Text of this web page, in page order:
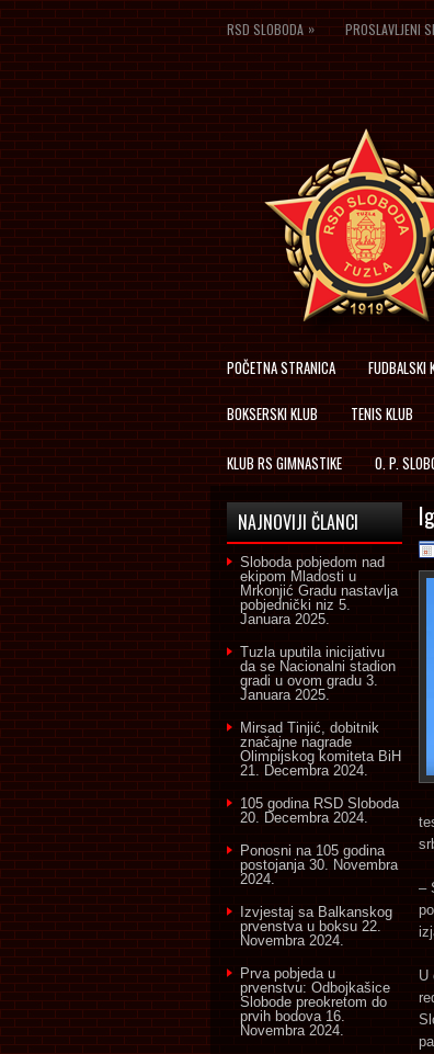
RSD SLOBODA » PROSLAVLJENI
POČETNA STRANICA FUDBALSKI
BOKSERSKI KLUB TENIS KLUB
KLUB RS GIMNASTIKE O. P.
–
U
NAJNOVIJI ČLANCI
Sloboda pobjedom nad
ekipom Mladosti u
Mrkonjić Gradu nastavlja
pobjednički niz 5.
Januara 2025.
Tuzla uputila inicijativu
da se Nacionalni stadion
gradi u ovom gradu 3.
Januara 2025.
Mirsad Tinjić, dobitnik
značajne nagrade
Olimpijskog komiteta BiH
21. Decembra 2024.
105 godina RSD Sloboda
20. Decembra 2024.
Ponosni na 105 godina
postojanja 30. Novembra
2024.
Izvjestaj sa Balkanskog
prvenstva u boksu 22.
Novembra 2024.
Prva pobjeda u
prvenstvu: Odbojkašice
Slobode preokretom do
prvih bodova 16.
Novembra 2024.